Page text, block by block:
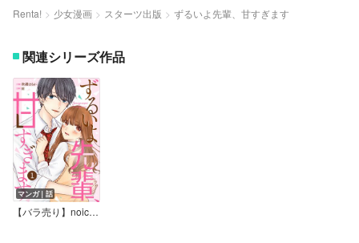
Renta! 少女漫画 スターツ出版 ずるいよ先輩、甘すぎます
関連シリーズ作品
マンガ｜話
【バラ売り】noicomiずるいよ先輩、甘すぎます